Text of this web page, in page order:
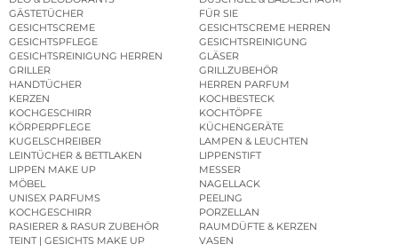
GÄSTETÜCHER
FÜR SIE
GESICHTSCREME
GESICHTSCREME HERREN
GESICHTSPFLEGE
GESICHTSREINIGUNG
GESICHTSREINIGUNG HERREN
GLÄSER
GRILLER
GRILLZUBEHÖR
HANDTÜCHER
HERREN PARFUM
KERZEN
KOCHBESTECK
KOCHGESCHIRR
KOCHTÖPFE
KÖRPERPFLEGE
KÜCHENGERÄTE
KUGELSCHREIBER
LAMPEN & LEUCHTEN
LEINTÜCHER & BETTLAKEN
LIPPENSTIFT
LIPPEN MAKE UP
MESSER
MÖBEL
NAGELLACK
UNISEX PARFUMS
PEELING
KOCHGESCHIRR
PORZELLAN
RASIERER & RASUR ZUBEHÖR
RAUMDÜFTE & KERZEN
TEINT | GESICHTS MAKE UP
VASEN